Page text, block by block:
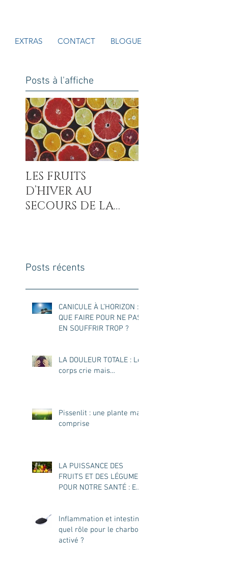
EXTRAS CONTACT BLOGUE
Posts à l'affiche
LES FRUITS
D’HIVER AU
SECOURS DE LA
Posts récents
CANICULE À L’HORIZON :
QUE FAIRE POUR NE PAS
EN SOUFFRIR TROP ?
LA DOULEUR TOTALE : Le
corps crie mais…
Pissenlit : une plante mal
comprise
LA PUISSANCE DES
FRUITS ET DES LÉGUMES
POUR NOTRE SANTÉ : EN
Inflammation et intestin :
quel rôle pour le charbon
activé ?